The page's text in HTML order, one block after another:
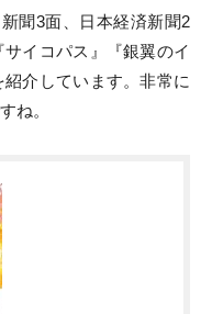
聞3面、日本経済新聞2
イコパス』『銀翼のイ
介しています。非常に
ね。